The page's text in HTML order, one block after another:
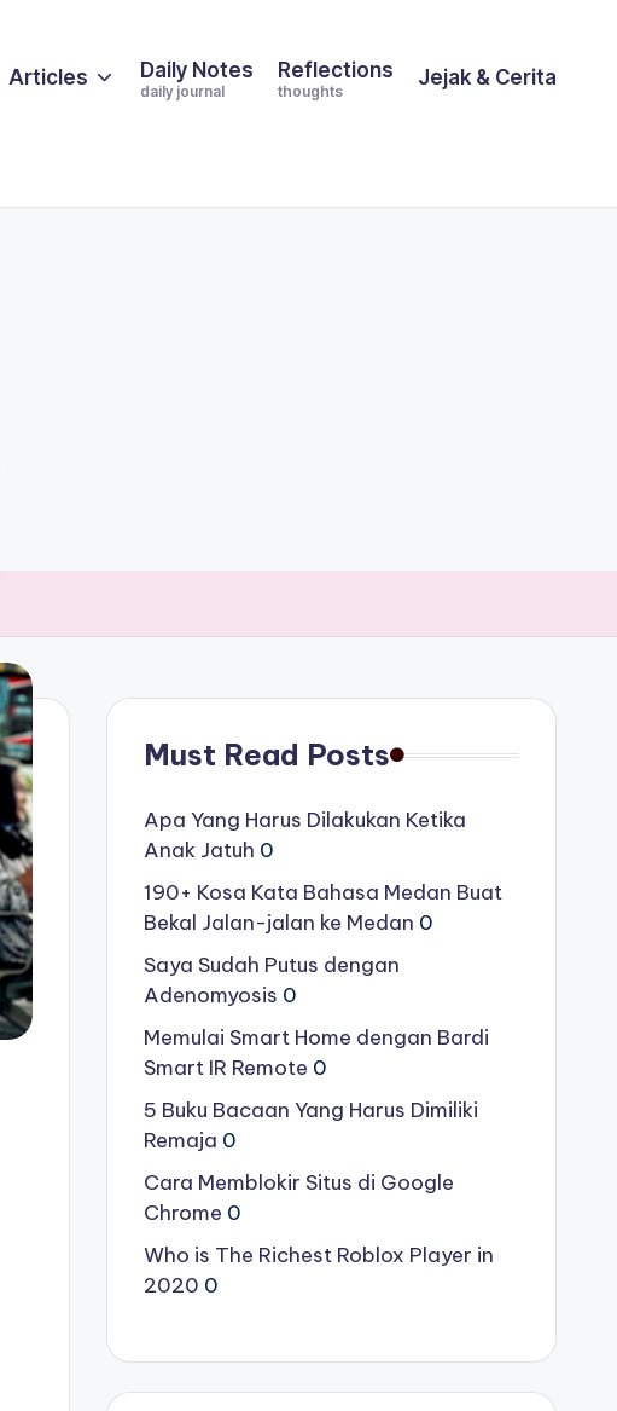
Articles Daily Notes
daily journal
Reflections
thoughts
Jejak & Cerita
Must Read Posts
Apa Yang Harus Dilakukan Ketika
Anak Jatuh 0
190+ Kosa Kata Bahasa Medan Buat
Bekal Jalan-jalan ke Medan 0
Saya Sudah Putus dengan
Adenomyosis 0
Memulai Smart Home dengan Bardi
Smart IR Remote 0
5 Buku Bacaan Yang Harus Dimiliki
Remaja 0
Cara Memblokir Situs di Google
Chrome 0
Who is The Richest Roblox Player in
2020 0